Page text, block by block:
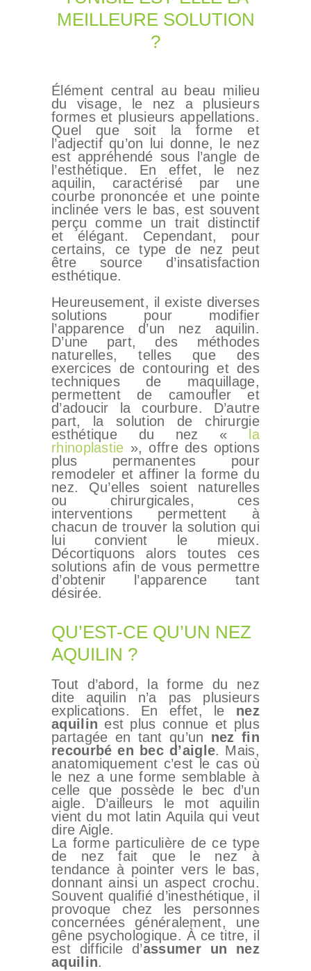
MEILLEURE SOLUTION
?
Élément central au beau milieu
du visage, le nez a plusieurs
formes et plusieurs appellations.
Quel que soit la forme et
l’adjectif qu’on lui donne, le nez
est appréhendé sous l’angle de
l’esthétique. En effet, le nez
aquilin, caractérisé par une
courbe prononcée et une pointe
inclinée vers le bas, est souvent
perçu comme un trait distinctif
et élégant. Cependant, pour
certains, ce type de nez peut
être source d’insatisfaction
esthétique.
Heureusement, il existe diverses
solutions pour modifier
l’apparence d’un nez aquilin.
D’une part, des méthodes
naturelles, telles que des
exercices de contouring et des
techniques de maquillage,
permettent de camoufler et
d’adoucir la courbure. D’autre
part, la solution de chirurgie
esthétique du nez «
la
rhinoplastie », offre des options
plus permanentes pour
remodeler et affiner la forme du
nez. Qu’elles soient naturelles
ou chirurgicales, ces
interventions permettent à
chacun de trouver la solution qui
lui convient le mieux.
Décortiquons alors toutes ces
solutions afin de vous permettre
d’obtenir l’apparence tant
désirée.
QU’EST-CE QU’UN NEZ
AQUILIN ?
Tout d’abord, la forme du nez
dite aquilin n’a pas plusieurs
explications. En effet, le nez
aquilin est plus connue et plus
partagée en tant qu’un nez fin
recourbé en bec d’aigle. Mais,
anatomiquement c’est le cas où
le nez a une forme semblable à
celle que possède le bec d’un
aigle. D’ailleurs le mot aquilin
vient du mot latin Aquila qui veut
dire Aigle.
La forme particulière de ce type
de nez fait que le nez à
tendance à pointer vers le bas,
donnant ainsi un aspect crochu.
Souvent qualifié d’inesthétique, il
provoque chez les personnes
concernées généralement, une
gêne psychologique. À ce titre, il
est difficile d’assumer un nez
aquilin.